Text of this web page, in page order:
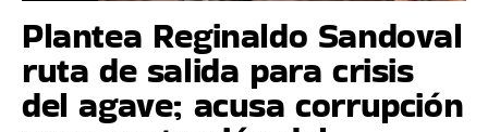
Plantea Reginaldo Sandoval
ruta de salida para crisis
del agave; acusa corrupción